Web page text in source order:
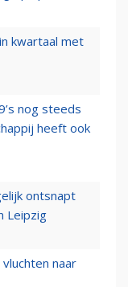
kwartaal met
nog steeds
heeft ook
ontsnapt
Leipzig
naar